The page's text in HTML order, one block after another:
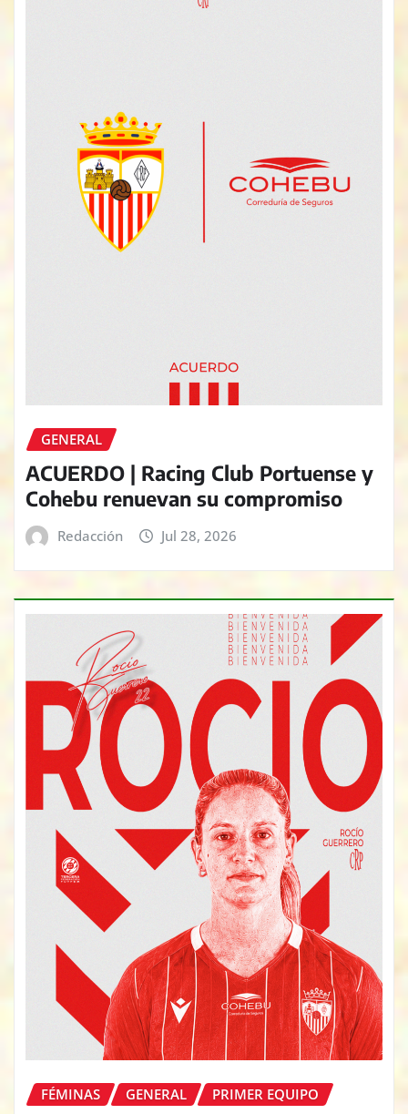
GENERAL
ACUERDO | Racing Club Portuense y
Cohebu renuevan su compromiso
Redacción Jul 28, 2026
FÉMINAS GENERAL PRIMER EQUIPO